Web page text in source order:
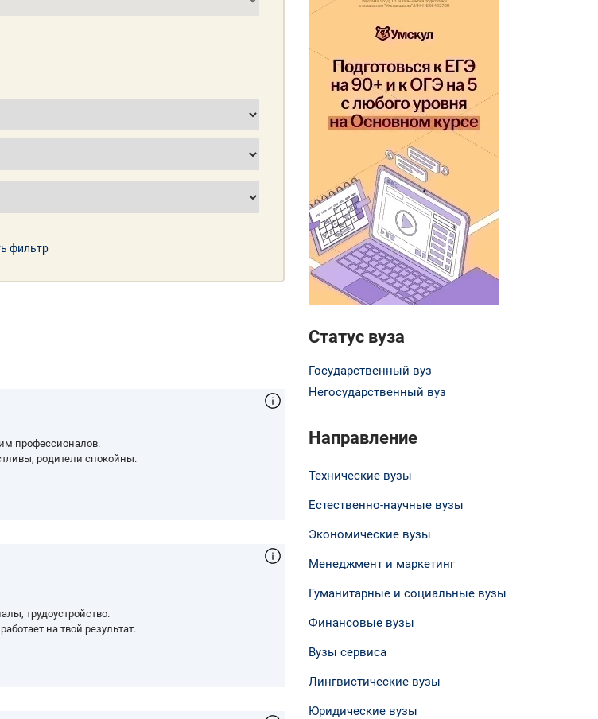
фильтр
профессионалов.
родители спокойны.
трудоустройство.
на твой результат.
Статус вуза
Государственный вуз
Негосударственный вуз
Направление
Технические вузы
Естественно-научные вузы
Экономические вузы
Менеджмент и маркетинг
Гуманитарные и социальные вузы
Финансовые вузы
Вузы сервиса
Лингвистические вузы
Юридические вузы